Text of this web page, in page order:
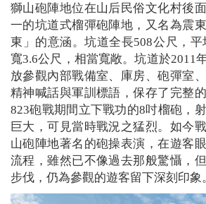
獅山砲陣地位在山后民俗文化村後
一的坑道式榴彈砲陣地，又名為震
東」的意涵。坑道全長508公尺，平
寬3.6公尺，相當寬敞。坑道於2011
放參觀內部戰備室、庫房、砲彈室
精神喊話與軍訓標語，保存了完整
823砲戰期間立下戰功的8吋榴砲，
巨大，可見當時戰況之猛烈。如今
山砲陣地著名的砲操表演，在遊客
流程，雖然已不像過去那般驚懾，
步伐，仍為參觀的遊客留下深刻印象